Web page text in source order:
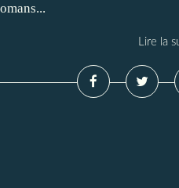
Lire la